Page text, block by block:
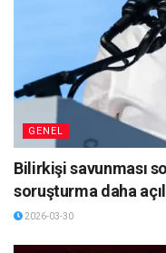
GENEL
Bilirkişi savunması
soruşturma daha
2026-03-30